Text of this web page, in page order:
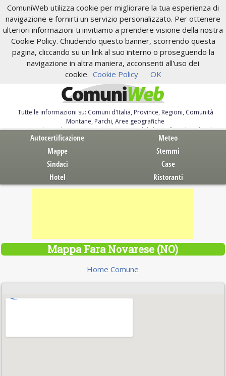
ComuniWeb utilizza cookie per migliorare la tua esperienza di
navigazione e fornirti un servizio personalizzato. Per ottenere
ulteriori informazioni ti invitiamo a prendere visione della nostra
Cookie Policy. Chiudendo questo banner, scorrendo questa
pagina, cliccando su un link al suo interno o proseguendo la
navigazione in altra maniera, acconsenti all'uso dei
cookie. Cookie Policy OK
Tutte le informazioni su: Comuni d'Italia, Province, Regioni, Comunità
Montane, Parchi, Aree geografiche
Servizi al Cittadino. Autocertificazione, moduli, leggi, free download
Autocertificazione
Meteo
Mappe
Stemmi
Sindaci
Case
Hotel
Ristoranti
Mappa Fara Novarese (NO)
Home Comune